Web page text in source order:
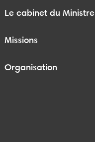
Le cabinet du Ministre
Missions
Organisation